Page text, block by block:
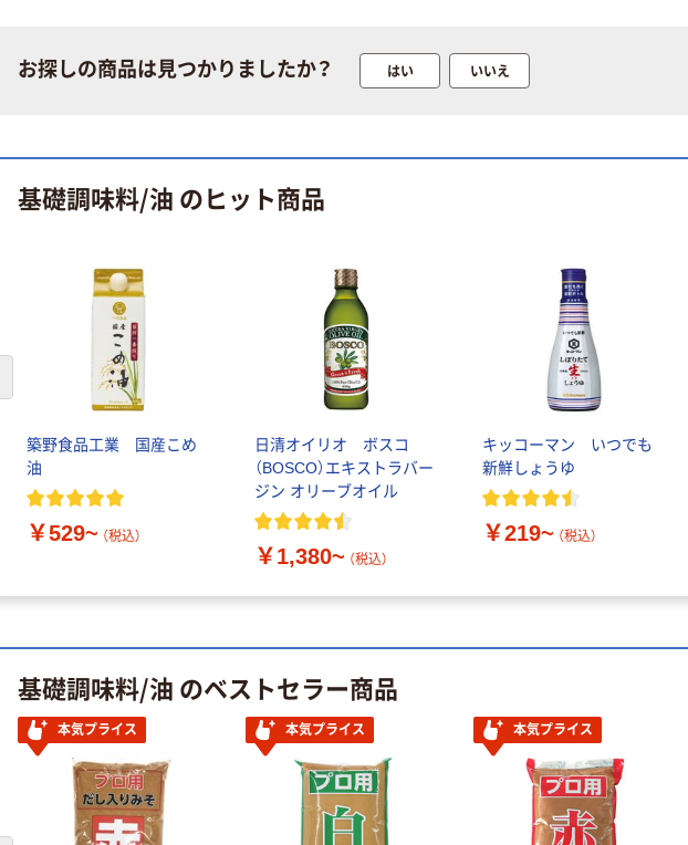
お探しの商品は見つかりましたか？ はい いいえ
基礎調味料/油 のヒット商品
築野食品工業 国産こめ
油
￥529~ （税込）
日清オイリオ ボスコ
（BOSCO）エキストラバー
ジン オリーブオイル
￥1,380~ （税込）
キッコーマン いつでも
新鮮しょうゆ
￥219~ （税込）
基礎調味料/油 のベストセラー商品
本気プライス 本気プライス 本気プライス
ゴミ袋 エコノミ
オマス素材10％
配合
オリジナル
電池 北欧パッ
ケージ アスク
ルオリジナル
￥140~
ティッシュペー
150組 5箱入 ア
コンパクト ビ
証
￥328~
オリジナル
ルチペーパー
￥149~ （税込）
【ガムテープ】ア
スクル 現場のチ
カラ 厚さ
0.22mm 布テー
プ
￥145~ （税込）
トイレットペー
パー ダブル60
リサイクル100
芯あり FSC認
証
オリジナル
電池 北欧パッ
ケージ アスク
ルオリジナル
￥140~
アスクルオリジ
トフィルム A4
サイズ
100μ（ミクロン）
￥458~ （税込）
本気プライス
く ふせん
￥386~ （税込）
ペーパータオル
中判 再生紙
100％ 200枚
FSC認証 シング
ル 大王製紙共同
￥149~ （税込）
粉なし（パウダ
ーフリー）
￥398~
富士フイルム
instax mini13
INS MINI 13
￥12,100~
（税込）
オリジナル
ぞ。」 緑茶
アスクル はたら
く ふせん 付箋
75×25mm
￥377~ （税込）